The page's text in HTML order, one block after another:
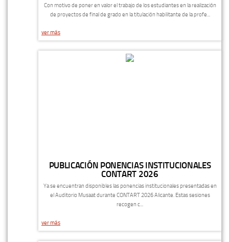
Con motivo de poner en valor el trabajo de los estudiantes en la realización
de proyectos de final de grado en la titulación habilitante de la profe...
ver más
PUBLICACIÓN PONENCIAS INSTITUCIONALES
CONTART 2026
Ya se encuentran disponibles las ponencias institucionales presentadas en
el Auditorio Musaat durante CONTART 2026 Alicante. Estas sesiones
recogen c...
ver más